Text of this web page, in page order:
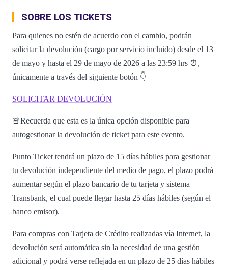
SOBRE LOS TICKETS
Para quienes no estén de acuerdo con el cambio, podrán
solicitar la devolución (cargo por servicio incluido) desde el 13
de mayo y hasta el 29 de mayo de 2026 a las 23:59 hrs ⏰,
únicamente a través del siguiente botón 👇
SOLICITAR DEVOLUCIÓN
🚨Recuerda que esta es la única opción disponible para
autogestionar la devolución de ticket para este evento.
Punto Ticket tendrá un plazo de 15 días hábiles para gestionar
tu devolución independiente del medio de pago, el plazo podrá
aumentar según el plazo bancario de tu tarjeta y sistema
Transbank, el cual puede llegar hasta 25 días hábiles (según el
banco emisor).
Para compras con Tarjeta de Crédito realizadas vía Internet, la
devolución será automática sin la necesidad de una gestión
adicional y podrá verse reflejada en un plazo de 25 días hábiles